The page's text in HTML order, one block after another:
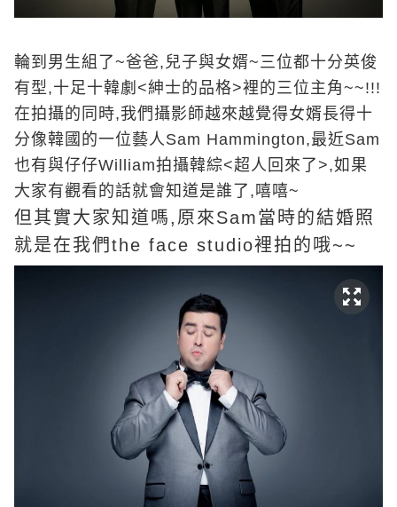
輪到男生組了~爸爸,兒子與女婿~三位都十分英俊
有型,十足十韓劇<紳士的品格>裡的三位主角~~!!!
在拍攝的同時,我們攝影師越來越覺得女婿長得十
分像韓國的一位藝人Sam Hammington,最近Sam
也有與仔仔William拍攝韓綜<超人回來了>,如果
大家有觀看的話就會知道是誰了,嘻嘻~
但其實大家知道嗎,原來Sam當時的結婚照
就是在我們the face studio裡拍的哦~~